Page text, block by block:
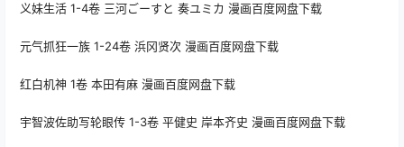
义妹生活 1-4卷 三河ごーすと 奏ユミカ 漫画百度网盘下载
元气抓狂一族 1-24卷 浜冈贤次 漫画百度网盘下载
红白机神 1卷 本田有麻 漫画百度网盘下载
宇智波佐助写轮眼传 1-3卷 平健史 岸本齐史 漫画百度网盘下载